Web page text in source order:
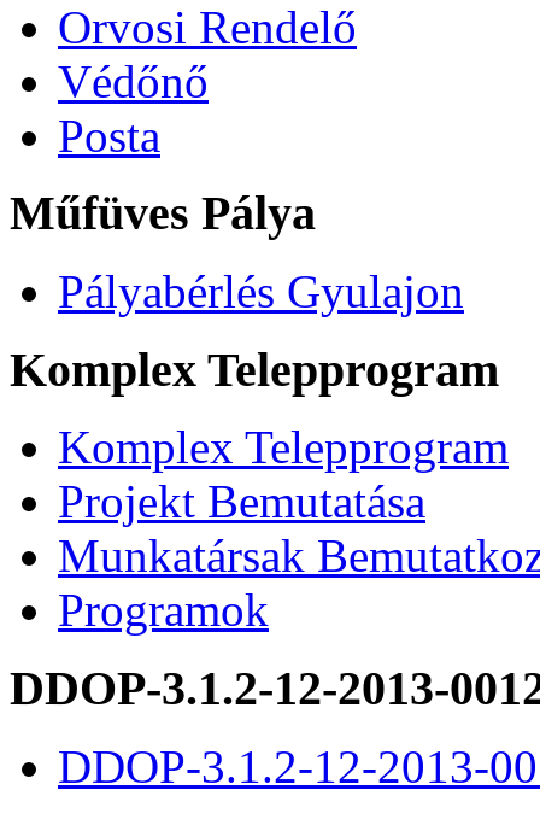
Orvosi Rendelő
Védőnő
Posta
Műfüves Pálya
Pályabérlés Gyulajon
Komplex Telepprogram
Komplex Telepprogram
Projekt Bemutatása
Munkatársak
Programok
DDOP-3.1.2-12-2013-
DDOP-3.1.2-12-2013-